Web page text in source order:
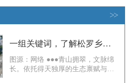
>>
一组关键词，了解松罗乡后洋村蜕变
图源：网络 ●●●青山拥翠，文脉绵
长。依托得天独厚的生态禀赋与深